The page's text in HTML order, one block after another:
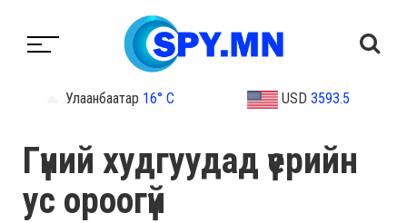
Улаанбаатар 16° C USD 3593.5
Гүний худгуудад үерийн
ус ороогүй